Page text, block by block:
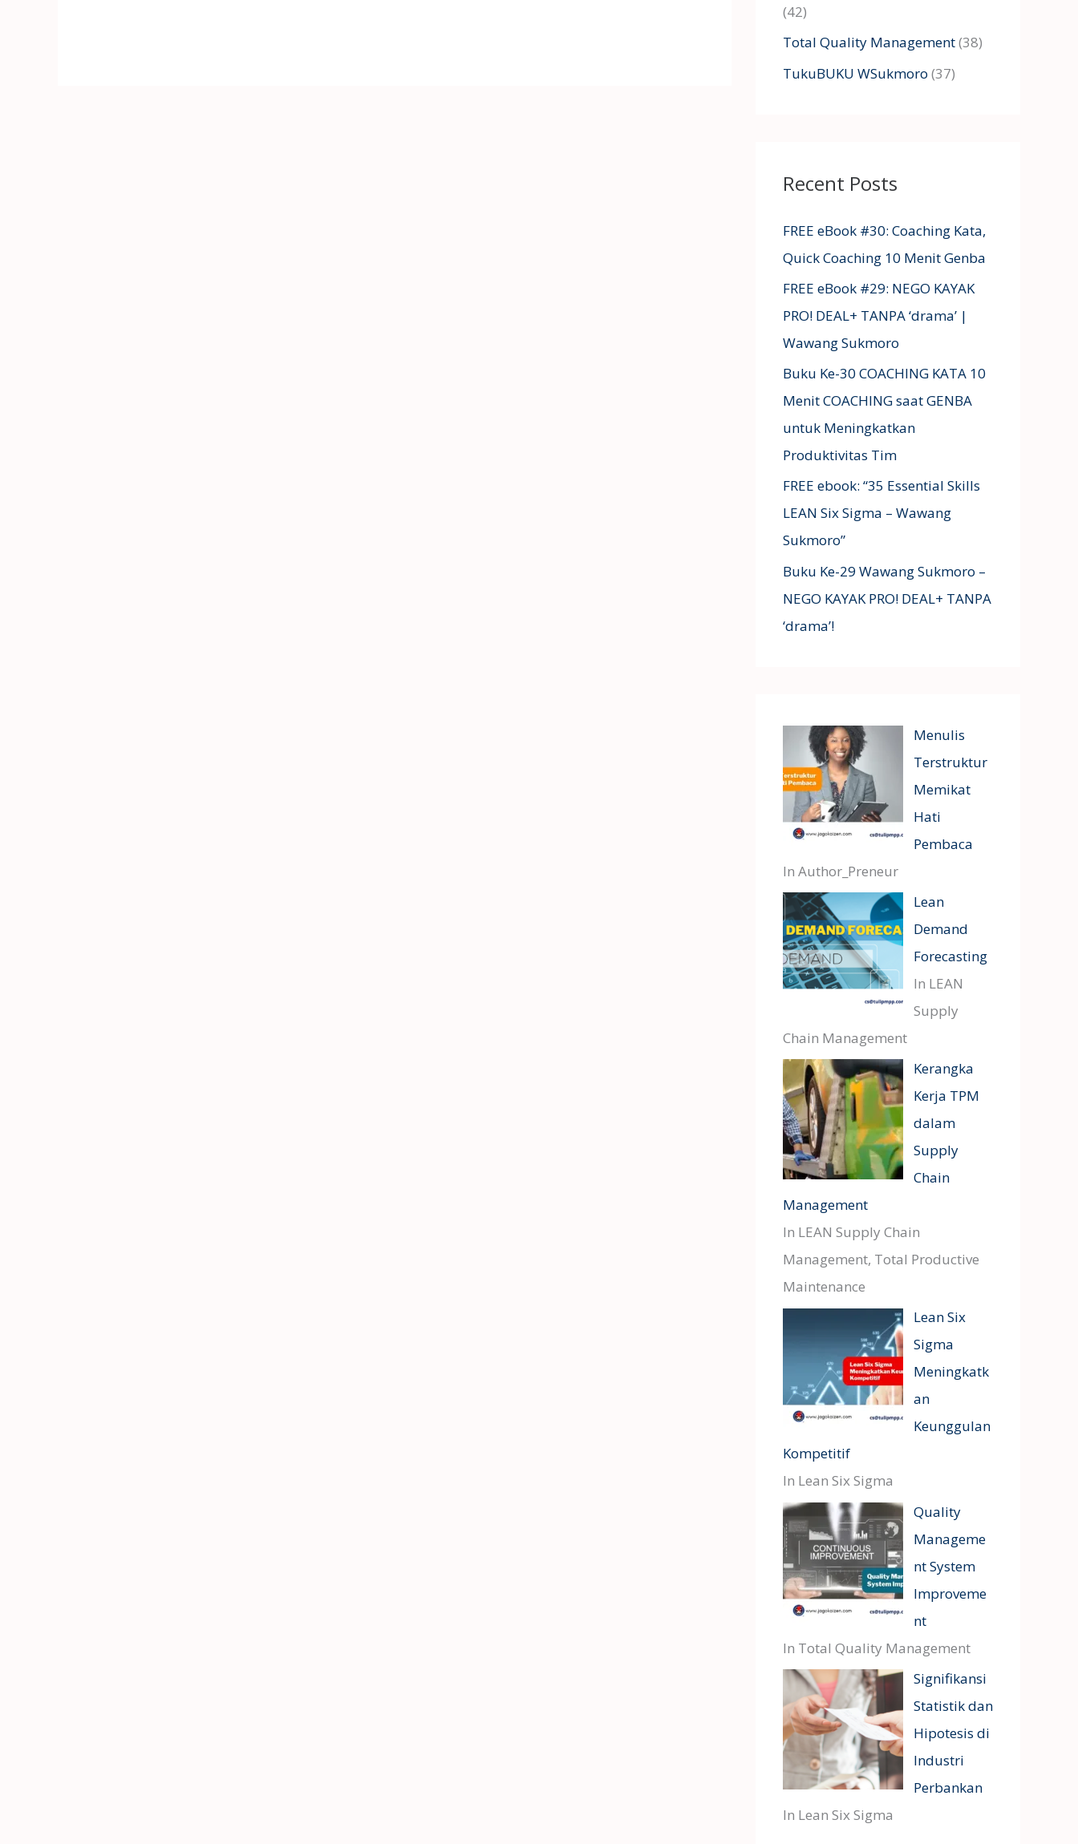
(42)
Total Quality Management(38)
TukuBUKU WSukmoro (37)
Recent Posts
FREE eBook #30: Coaching Kata,
Quick Coaching 10 Menit Genba
FREE eBook #29: NEGO KAYAK
PRO! DEAL+ TANPA ‘drama’ |
Wawang Sukmoro
Buku Ke-30 COACHING KATA 10
Menit COACHING saat GENBA
untuk Meningkatkan
Produktivitas Tim
FREE ebook: “35 Essential Skills
LEAN Six Sigma – Wawang
Sukmoro”
Buku Ke-29 Wawang Sukmoro –
NEGO KAYAK PRO! DEAL+ TANPA
‘drama’!
Menulis
Terstruktur
Memikat
Hati
Pembaca
In Author_Preneur
Lean
Demand
Forecasting
In LEAN
Supply
Chain Management
Kerangka
Kerja TPM
dalam
Supply
Chain
Management
In LEAN Supply Chain
Management, Total Productive
Maintenance
Lean Six
Sigma
Meningkatk
an
Keunggulan
Kompetitif
In Lean Six Sigma
Quality
Manageme
nt System
Improveme
nt
In Total Quality Management
Signifikansi
Statistik dan
Hipotesis di
Industri
Perbankan
In Lean Six Sigma